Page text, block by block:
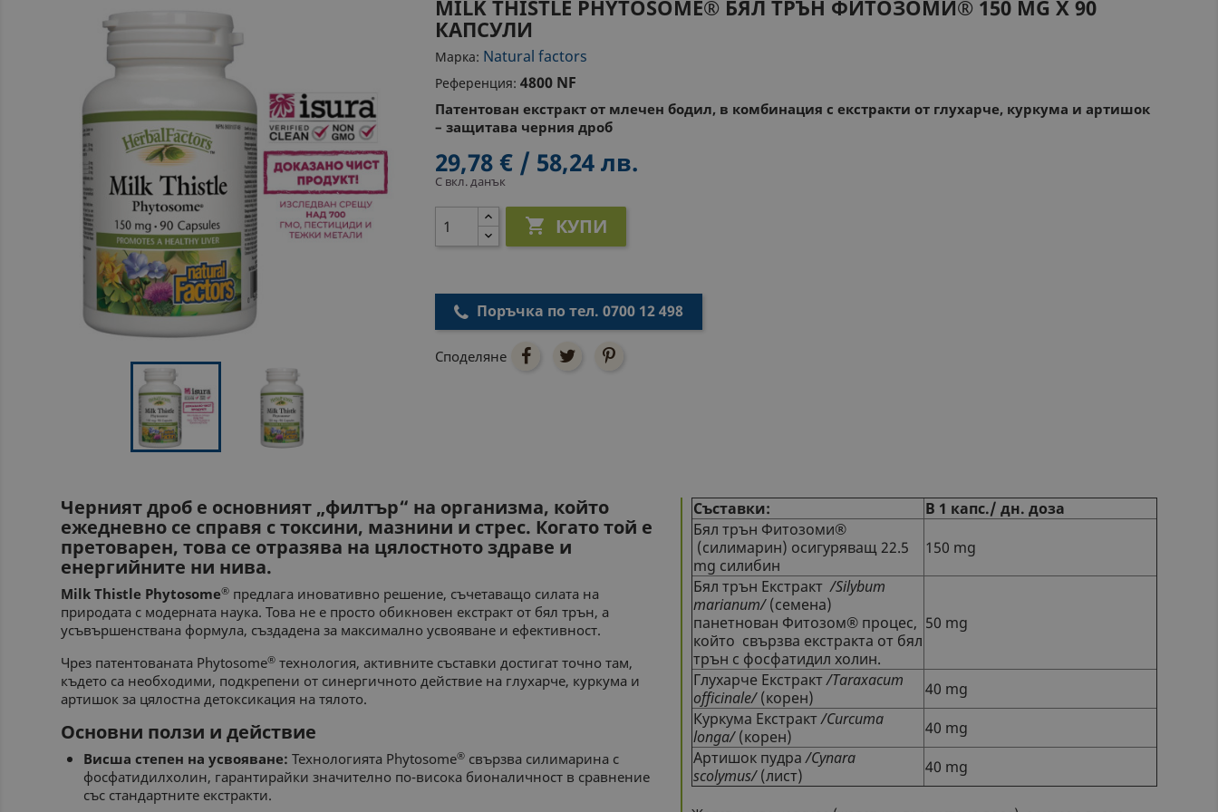
MILK THISTLE PHYTOSOME® БЯЛ ТРЪН ФИТОЗОМИ® 150 MG Х 90
КАПСУЛИ
Марка: Natural factors
Референция: 4800 NF
Патентован екстракт от млечен бодил, в комбинация с екстракти от глухарче, куркума и артишок
– защитава черния дроб
29,78 € / 58,24 лв.
С вкл. данък
 КУПИ
Поръчка по тел. 0700 12 498
Споделяне
Черният дроб е основният „филтър“ на организма, който
ежедневно се справя с токсини, мазнини и стрес. Когато той е
претоварен, това се отразява на цялостното здраве и
енергийните ни нива.
Milk Thistle Phytosome® предлага иновативно решение, съчетаващо силата на
природата с модерната наука. Това не е просто обикновен екстракт от бял трън, а
усъвършенствана формула, създадена за максимално усвояване и ефективност.
Чрез патентованата Phytosome® технология, активните съставки достигат точно там,
където са необходими, подкрепени от синергичното действие на глухарче, куркума и
артишок за цялостна детоксикация на тялото.
Основни ползи и действие
Висша степен на усвояване: Технологията Phytosome® свързва силимарина с
фосфатидилхолин, гарантирайки значително по-висока бионаличност в сравнение
със стандартните екстракти.
Съставки:
В 1 капс./ дн. доза
Бял трън Фитозоми®
(силимарин) осигуряващ 22.5
mg силибин
150 mg
Бял трън Екстракт/Silybum
marianum/(семена)
панетнован Фитозом® процес,
който свързва екстракта от бял
трън с фосфатидил холин.
50 mg
Глухарче Екстракт/Taraxacum
officinale/(корен)
40 mg
Куркума Екстракт/Curcuma
longa/(корен)
40 mg
Артишок пудра/Cynara
scolymus/(лист) 40 mg